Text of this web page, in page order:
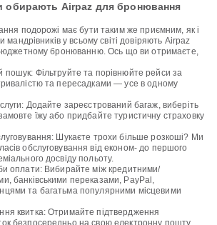
обирають Airpaz для бронювання
подорожі має бути таким же приємним, як і
мандрівників у всьому світі довіряють Airpaz
бронюванню. Ось що ви отримаєте,
пошук: Фільтруйте та порівнюйте рейси за
та пересадками — усе в одному
Додайте зареєстрований багаж, виберіть
їжу або придбайте туристичну страховку
Шукаєте трохи більше розкоші? Ми
обслуговування від економ- до першого
досвіду польоту.
оплати: Вибирайте між кредитними/
банківськими переказами, PayPal,
та багатьма популярними місцевими
квитка: Отримайте підтвердження
безпосередньо на свою електронну пошту